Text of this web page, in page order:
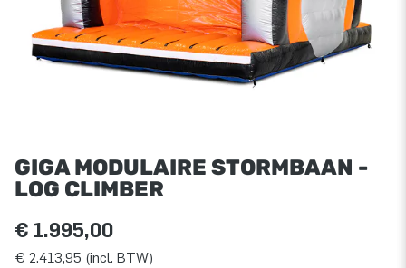
GIGA MODULAIRE STORMBAAN -
LOG CLIMBER
€ 1.995,00
€ 2.413,95 (incl. BTW)